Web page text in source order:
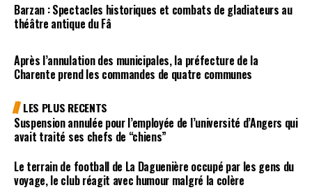
Barzan : Spectacles historiques et combats de gladiateurs au
théâtre antique du Fâ
Après l’annulation des municipales, la préfecture de la
Charente prend les commandes de quatre communes
LES PLUS RECENTS
Suspension annulée pour l’employée de l’université d’Angers qui
avait traité ses chefs de “chiens”
Le terrain de football de La Daguenière occupé par les gens du
voyage, le club réagit avec humour malgré la colère